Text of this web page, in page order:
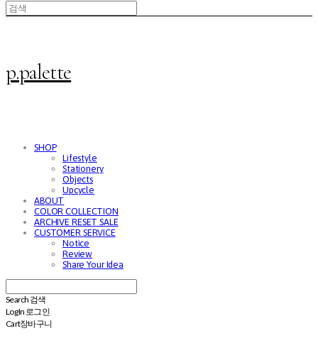
p.palette
SHOP
Lifestyle
Stationery
Objects
Upcycle
ABOUT
COLOR COLLECTION
ARCHIVE RESET SALE
CUSTOMER SERVICE
Notice
Review
Share Your Idea
Search 검색
Log In 로그인
Cart장바구니